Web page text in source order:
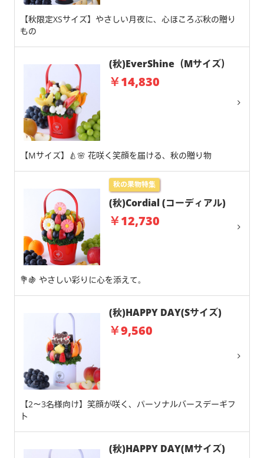
【秋限定XSサイズ】やさしい月夜に、心ほころぶ秋の贈り
もの
(秋)EverShine（Mサイズ）
￥14,830
【Mサイズ】🍐🌸 花咲く笑顔を届ける、秋の贈り物
秋の果物特集
(秋)Cordial (コーディアル)
￥12,730
💐🍇 やさしい彩りに心を添えて。
(秋)HAPPY DAY(Sサイズ)
￥9,560
【2～3名様向け】笑顔が咲く、パーソナルバースデーギフ
ト
(秋)HAPPY DAY(Mサイズ)